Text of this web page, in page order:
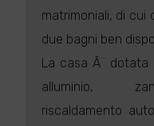
matrimoniali, di cui
due bagni ben
La casa Ã¨ dotata
alluminio,
riscaldamento